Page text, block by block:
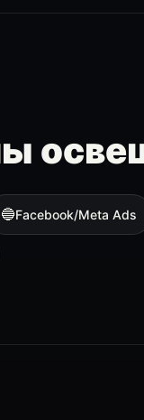
🔵Facebook/Meta Ads